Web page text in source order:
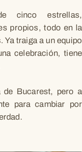
cinco estrellas,
propios, todo en la
Ya traiga a un equipo
celebración, tiene
Bucarest, pero a
para cambiar por